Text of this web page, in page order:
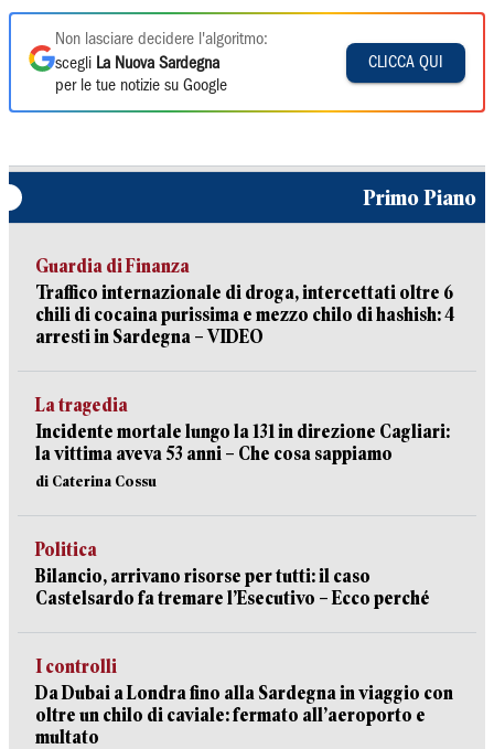
Non lasciare decidere l'algoritmo:
scegli La Nuova Sardegna
per le tue notizie su Google
CLICCA QUI
Primo Piano
Guardia di Finanza
Traffico internazionale di droga, intercettati oltre 6
chili di cocaina purissima e mezzo chilo di hashish: 4
arresti in Sardegna – VIDEO
La tragedia
Incidente mortale lungo la 131 in direzione Cagliari:
la vittima aveva 53 anni – Che cosa sappiamo
di Caterina Cossu
Politica
Bilancio, arrivano risorse per tutti: il caso
Castelsardo fa tremare l’Esecutivo – Ecco perché
I controlli
Da Dubai a Londra fino alla Sardegna in viaggio con
oltre un chilo di caviale: fermato all’aeroporto e
multato